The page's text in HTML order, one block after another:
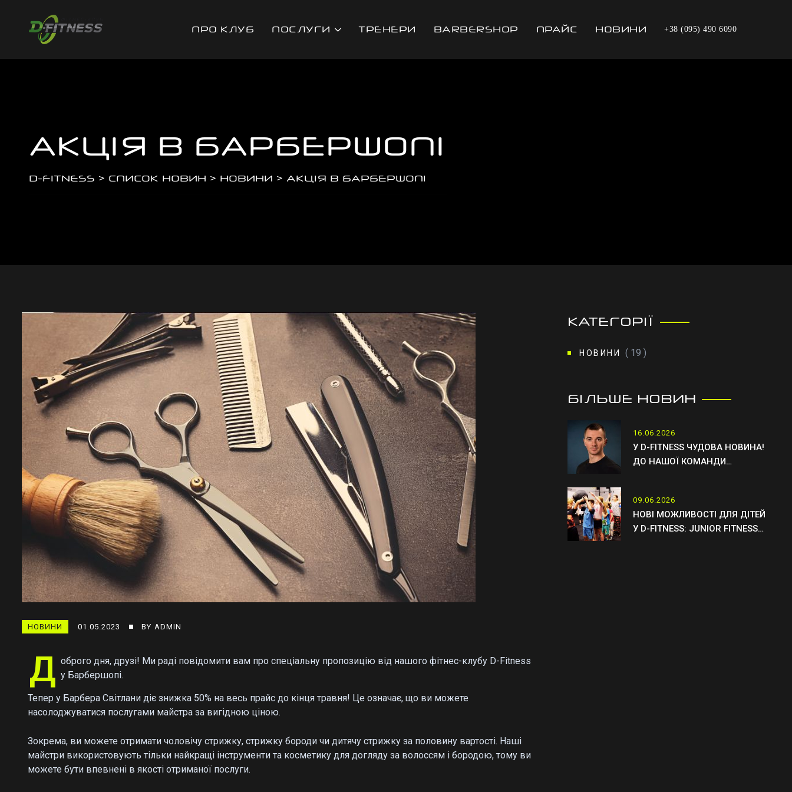
ПРО КЛУБ ПОСЛУГИ ТРЕНЕРИ BARBERSHOР ПРАЙС НОВИНИ +38 (095) 490 6090
АКЦІЯ В БАРБЕРШОПІ
D-FITNESS > СПИСОК НОВИН > НОВИНИ > АКЦІЯ В БАРБЕРШОПІ
НОВИНИ 01.05.2023 BY ADMIN
Д оброго дня, друзі! Ми раді повідомити вам про спеціальну пропозицію від нашого фітнес-клубу D-Fitness
у Барбершопі.
Тепер у Барбера Світлани діє знижка 50% на весь прайс до кінця травня! Це означає, що ви можете
насолоджуватися послугами майстра за вигідною ціною.
Зокрема, ви можете отримати чоловічу стрижку, стрижку бороди чи дитячу стрижку за половину вартості. Наші
майстри використовують тільки найкращі інструменти та косметику для догляду за волоссям і бородою, тому ви
можете бути впевнені в якості отриманої послуги.
КАТЕГОРІЇ
НОВИНИ ( 19 )
БІЛЬШЕ НОВИН
У D-FITNESS ЧУДОВА НОВИНА!
ДО НАШОЇ КОМАНДИ
16.06.2026
НОВІ МОЖЛИВОСТІ ДЛЯ ДІТЕЙ
У D-FITNESS: JUNIOR FITNESS
09.06.2026